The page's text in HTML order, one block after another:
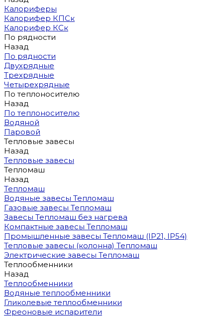
Калориферы
Калорифер КПСк
Калорифер КСк
По рядности
Назад
По рядности
Двухрядные
Трехрядные
Четырехрядные
По теплоносителю
Назад
По теплоносителю
Водяной
Паровой
Тепловые завесы
Назад
Тепловые завесы
Тепломаш
Назад
Тепломаш
Водяные завесы Тепломаш
Газовые завесы Тепломаш
Завесы Тепломаш без нагрева
Компактные завесы Тепломаш
Промышленные завесы Тепломаш (IP21, IP54)
Тепловые завесы (колонна) Тепломаш
Электрические завесы Тепломаш
Теплообменники
Назад
Теплообменники
Водяные теплообменники
Гликолевые теплообменники
Фреоновые испарители